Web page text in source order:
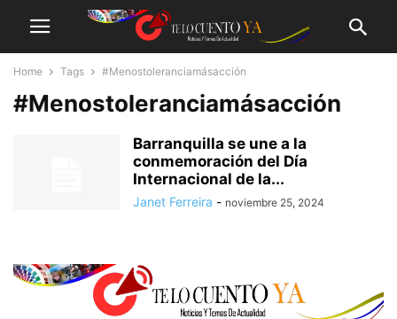
Home Tags #Menostoleranciamásacción
#Menostoleranciamásacción
Barranquilla se une a la
conmemoración del Día
Internacional de la...
Janet Ferreira - noviembre 25, 2024